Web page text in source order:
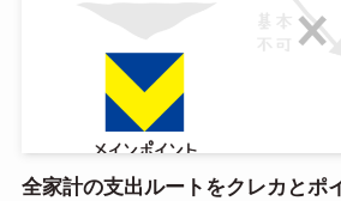
全家計の支出ルートをクレカとポ